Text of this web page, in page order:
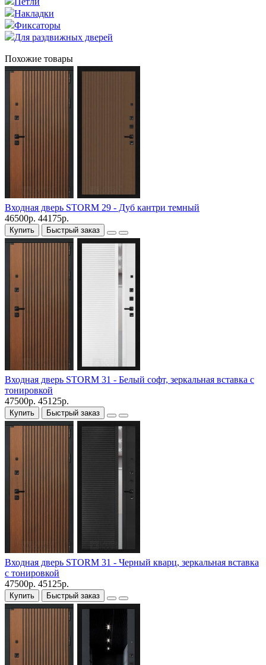
Накладки
Фиксаторы
Для раздвижных дверей
Похожие товары
Входная дверь STORM 29 - Дуб кантри темный
46500р. 44175р.
Купить Быстрый заказ
Входная дверь STORM 31 - Белый софт, зеркальная вставка с
тонировкой
47500р. 45125р.
Купить Быстрый заказ
Входная дверь STORM 31 - Черный кварц, зеркальная вставка
с тонировкой
47500р. 45125р.
Купить Быстрый заказ